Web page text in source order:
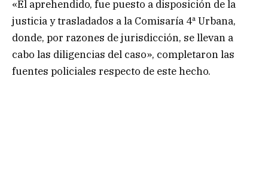
«El aprehendido, fue puesto a disposición de la
justicia y trasladados a la Comisaría 4ª Urbana,
donde, por razones de jurisdicción, se llevan a
cabo las diligencias del caso», completaron las
fuentes policiales respecto de este hecho.